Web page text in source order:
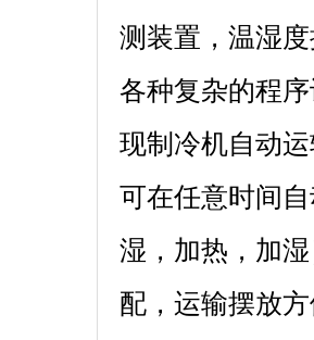
测装置，温湿
各种复杂的程序设
现制冷机自动运转
可在任意时间自动
湿，加热
配，运输摆放